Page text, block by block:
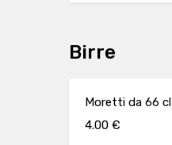
Birre
Moretti da 66 cl
4.00 €